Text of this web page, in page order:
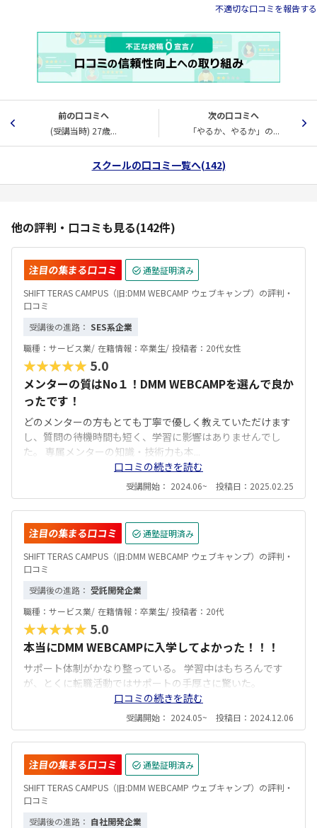
不適切な口コミを報告する
前の口コミへ
(受講当時) 27歳...
次の口コミへ
「やるか、やるか」の...
スクールの口コミ一覧へ(142)
他の評判・口コミも見る(142件)
注目の集まる口コミ
通塾証明済み
SHIFT TERAS CAMPUS（旧:DMM WEBCAMP ウェブキャンプ）の評判・
口コミ
受講後の進路： SES系企業
職種： サービス業/ 在籍情報： 卒業生/ 投稿者： 20代女性
★★★★★ 5.0
メンターの質はNo１！DMM WEBCAMPを選んで良か
ったです！
どのメンターの方もとても丁寧で優しく教えていただけます
し、質問の待機時間も短く、学習に影響はありませんでし
た。 専属メンターの知識・技術力も本...
口コミの続きを読む
受講開始： 2024.06~ 投稿日：2025.02.25
注目の集まる口コミ
通塾証明済み
SHIFT TERAS CAMPUS（旧:DMM WEBCAMP ウェブキャンプ）の評判・
口コミ
受講後の進路： 受託開発企業
職種： サービス業/ 在籍情報： 卒業生/ 投稿者： 20代
★★★★★ 5.0
本当にDMM WEBCAMPに入学してよかった！！！
サポート体制がかなり整っている。 学習中はもちろんです
が、とくに転職活動ではサポートの手厚さに驚いた。
口コミの続きを読む
受講開始： 2024.05~ 投稿日：2024.12.06
注目の集まる口コミ
通塾証明済み
SHIFT TERAS CAMPUS（旧:DMM WEBCAMP ウェブキャンプ）の評判・
口コミ
受講後の進路： 自社開発企業